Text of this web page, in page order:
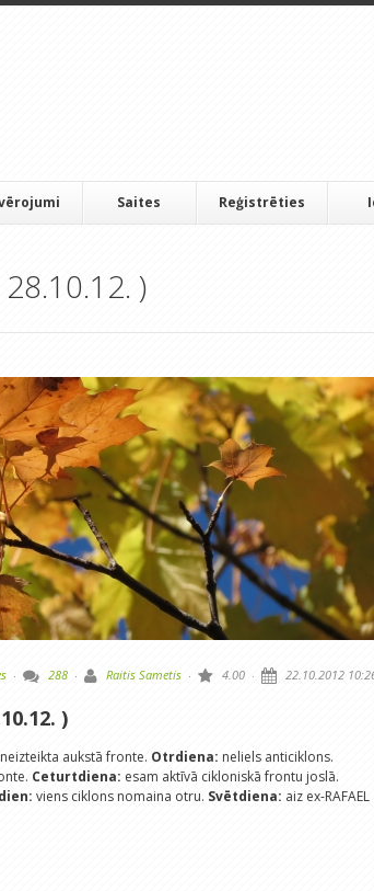
Saites Reģistrēties
)
· 288 · Raitis Sametis · 4.00 · 22.10.2012
)
aukstā fronte. Otrdiena: neliels anticiklons.
Ceturtdiena: esam aktīvā cikloniskā frontu joslā.
viens ciklons nomaina otru. Svētdiena: aiz ex-RAFAEL